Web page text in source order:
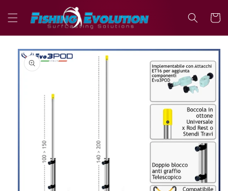
direttamente
ai contenuti
Passa alle
informazioni
sul prodotto